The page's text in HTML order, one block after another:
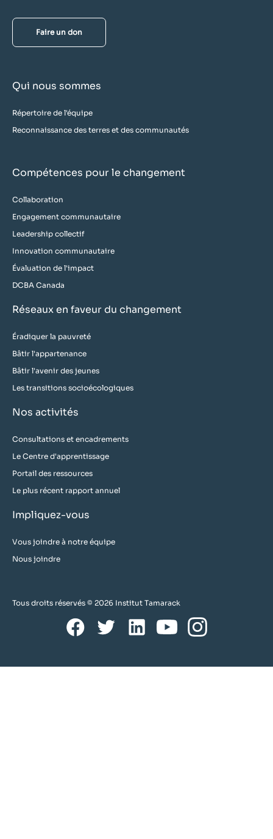
Faire un don
Qui nous sommes
Répertoire de l'équipe
Reconnaissance des terres et des communautés
Compétences pour le changement
Collaboration
Engagement communautaire
Leadership collectif
Innovation communautaire
Évaluation de l'impact
DCBA Canada
Réseaux en faveur du changement
Éradiquer la pauvreté
Bâtir l'appartenance
Bâtir l'avenir des jeunes
Les transitions socioécologiques
Nos activités
Consultations et encadrements
Le Centre d'apprentissage
Portail des ressources
Le plus récent rapport annuel
Impliquez-vous
Vous joindre à notre équipe
Nous joindre
Tous droits réservés © 2026 Institut Tamarack